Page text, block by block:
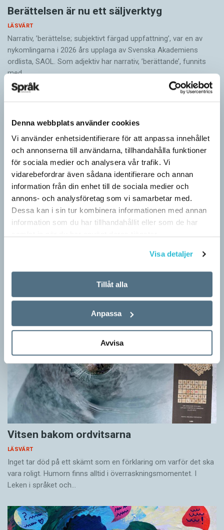
Denna webbplats använder cookies
Vi använder enhetsidentifierare för att anpassa innehållet
och annonserna till användarna, tillhandahålla funktioner
för sociala medier och analysera vår trafik. Vi
vidarebefordrar även sådana identifierare och annan
information från din enhet till de sociala medier och
annons- och analysföretag som vi samarbetar med.
Dessa kan i sin tur kombinera informationen med annan
information som du har tillhandahållit eller som de har
Visa detaljer
Tillåt alla
Anpassa
Avvisa
Berättelsen är nu ett säljverktyg
LÄSVÄRT
Narrativ, ’berättelse; subjektivt färgad uppfattning’, var en av
nykomlingarna i 2026 års upplaga av Svenska Akademiens
ordlista, SAOL. Som adjektiv har narrativ, ’berättande’, funnits
med…
Egna tankar om andras skrivande
LÄSVÄRT
I boken Om skrivande slår psykoanalytikern Per Magnus
Katarina Frostenson och Gunnar Ekelöf samt tänkare som
Vitsen bakom ordvitsarna
LÄSVÄRT
Inget tar död på ett skämt som en förklaring om varför det ska
vara roligt. Humorn finns alltid i överrask­ningsmomentet. I
Leken i språket och…